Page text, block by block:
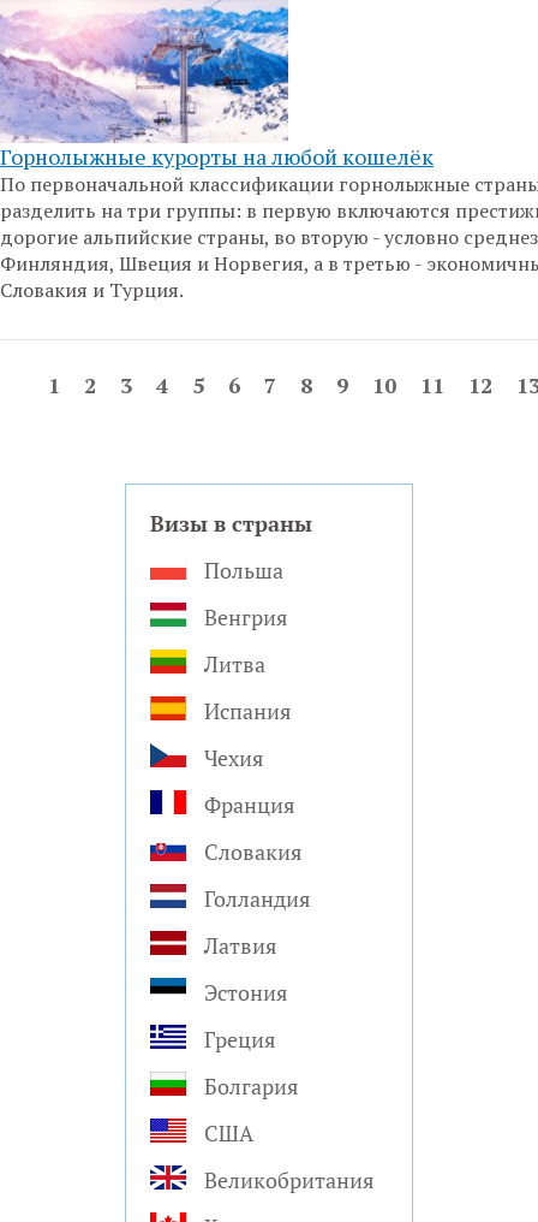
Горнолыжные курорты на любой кошелёк
По первоначальной классификации горнолыжные
разделить на три группы: в первую включаются
дорогие альпийские страны, во вторую - условно
Финляндия, Швеция и Норвегия, а в третью -
Словакия и Турция.
1 2 3 4 5 6 7 8 9 10 11 12
Визы в страны
Польша
Венгрия
Литва
Испания
Чехия
Франция
Словакия
Голландия
Латвия
Эстония
Греция
Болгария
США
Великобритания